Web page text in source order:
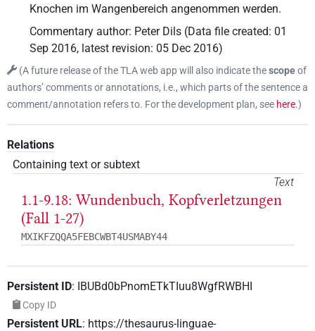
Knochen im Wangenbereich angenommen werden.
Commentary author: Peter Dils (Data file created: 01
Sep 2016, latest revision: 05 Dec 2016)
(A future release of the TLA web app will also indicate thescopeof
authors’ comments or annotations, i.e., which parts of the sentence a
comment/annotation refers to. For the development plan, see here.)
Relations
Containing text or subtext
Text
1.1-9.18: Wundenbuch, Kopfverletzungen
(Fall 1-27)
MXIKFZQQA5FEBCWBT4USMABY44
Persistent ID: IBUBd0bPnomETkTIuu8WgfRWBHI
Copy ID
Persistent URL: https://thesaurus-linguae-